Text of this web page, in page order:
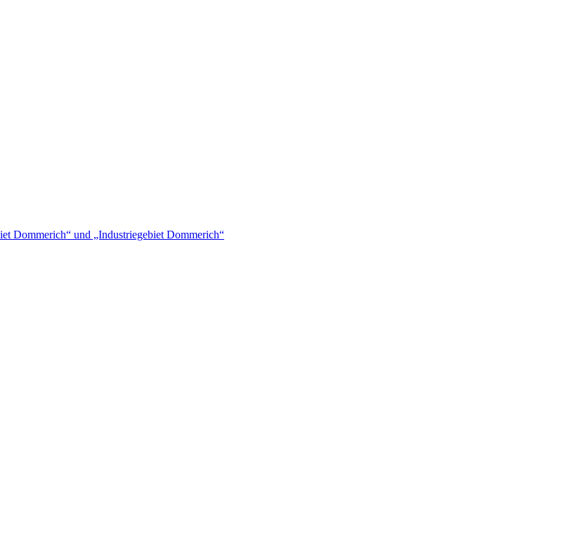
Dommerich“ und „Industriegebiet Dommerich“